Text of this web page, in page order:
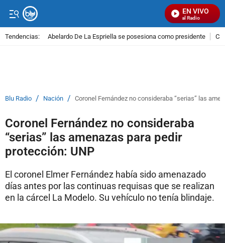
EN VIVO
Señal Visual Radio
Tendencias: Abelardo De La Espriella se posesiona como presidente
Blu Radio / Nación / Coronel Fernández no consideraba “serias” las
Coronel Fernández no consideraba
“serias” las amenazas para pedir
protección: UNP
El coronel Elmer Fernández había sido amenazado
días antes por las continuas requisas que se realizan
en la cárcel La Modelo. Su vehículo no tenía blindaje.